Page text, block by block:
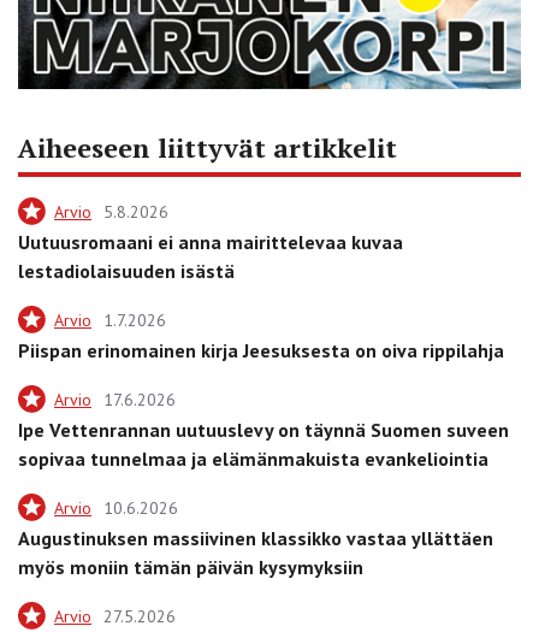
Aiheeseen liittyvät artikkelit
Arvio 5.8.2026
Uutuusromaani ei anna mairittelevaa kuvaa
lestadiolaisuuden isästä
Arvio 1.7.2026
Piispan erinomainen kirja Jeesuksesta on oiva rippilahja
Arvio 17.6.2026
Ipe Vettenrannan uutuuslevy on täynnä Suomen suveen
sopivaa tunnelmaa ja elämänmakuista evankeliointia
Arvio 10.6.2026
Augustinuksen massiivinen klassikko vastaa yllättäen
myös moniin tämän päivän kysymyksiin
Arvio 27.5.2026